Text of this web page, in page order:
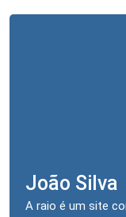
João Silva
A raio é um site